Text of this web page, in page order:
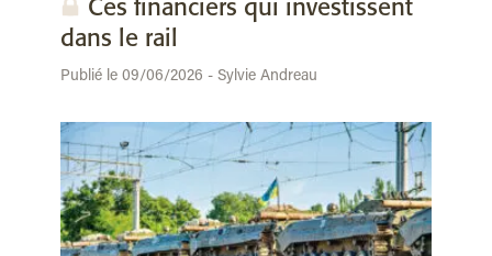
Ces financiers qui investissent
dans le rail
Publié le 09/06/2026 - Sylvie Andreau